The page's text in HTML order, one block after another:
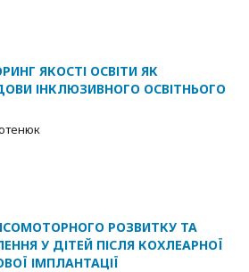
ЯКОСТІ ОСВІТИ ЯК
ІНКЛЮЗИВНОГО ОСВІТНЬОГО
РОЗВИТКУ ТА
У ДІТЕЙ ПІСЛЯ КОХЛЕАРНОЇ
ІМПЛАНТАЦІЇ